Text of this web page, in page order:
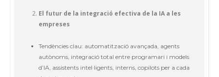
El futur de la integració efectiva de la IA a les
empreses
Tendències clau: automatització avançada, agents
autònoms, integració total entre programari i models
d’IA, assistents intel·ligents, interns, copilots per a cada